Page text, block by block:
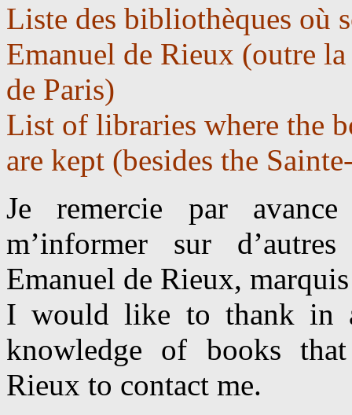
Liste des bibliothèques où
Emanuel de Rieux (outre
de Paris)
List of libraries where the
are kept (besides the
Je remercie par
m’informer sur
Emanuel de Rieux,
I would like to thank in
knowledge of books
Rieux to contact me.